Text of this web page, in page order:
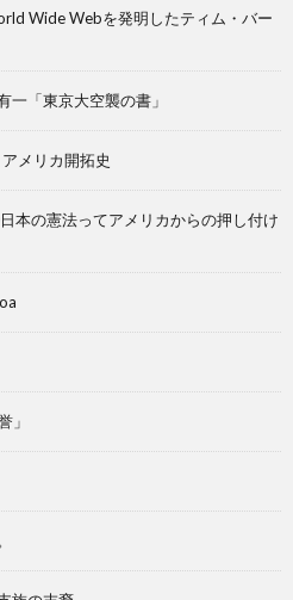
Wide Webを発明したティム・バー
一「東京大空襲の書」
メリカ開拓史
本の憲法ってアメリカからの押し付け
」